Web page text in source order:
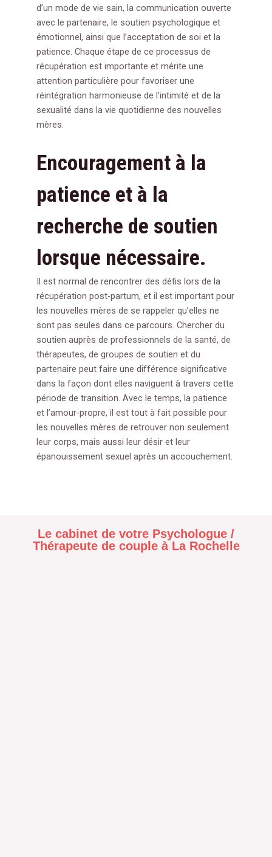
d’un mode de vie sain, la communication ouverte
avec le partenaire, le soutien psychologique et
émotionnel, ainsi que l’acceptation de soi et la
patience. Chaque étape de ce processus de
récupération est importante et mérite une
attention particulière pour favoriser une
réintégration harmonieuse de l’intimité et de la
sexualité dans la vie quotidienne des nouvelles
mères.
Encouragement à la
patience et à la
recherche de soutien
lorsque nécessaire.
Il est normal de rencontrer des défis lors de la
récupération post-partum, et il est important pour
les nouvelles mères de se rappeler qu’elles ne
sont pas seules dans ce parcours. Chercher du
soutien auprès de professionnels de la santé, de
thérapeutes, de groupes de soutien et du
partenaire peut faire une différence significative
dans la façon dont elles naviguent à travers cette
période de transition. Avec le temps, la patience
et l’amour-propre, il est tout à fait possible pour
les nouvelles mères de retrouver non seulement
leur corps, mais aussi leur désir et leur
épanouissement sexuel après un accouchement.
Le cabinet de votre Psychologue /
Thérapeute de couple à La Rochelle